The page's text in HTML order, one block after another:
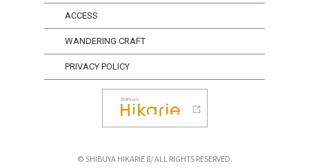
ACCESS
WANDERING CRAFT
PRIVACY POLICY
© SHIBUYA HIKARIE 8/ ALL RIGHTS RESERVED.